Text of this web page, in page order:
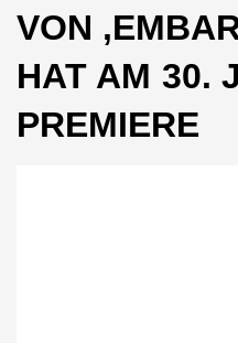
VON
HAT AM 30.
PREMIERE